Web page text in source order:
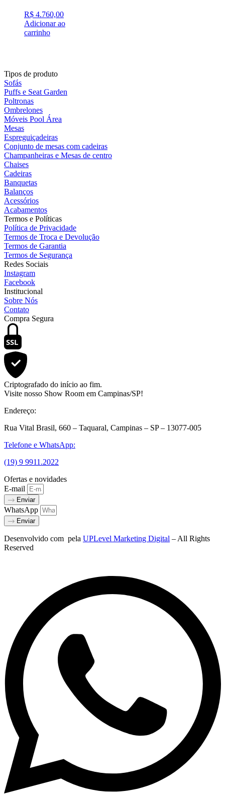
R$ 4.760,00
Adicionar ao
carrinho
Tipos de produto
Sofás
Puffs e Seat Garden
Poltronas
Ombrelones
Móveis Pool Área
Mesas
Espreguiçadeiras
Conjunto de mesas com cadeiras
Champanheiras e Mesas de centro
Chaises
Cadeiras
Banquetas
Balanços
Acessórios
Acabamentos
Termos e Políticas
Política de Privacidade
Termos de Troca e Devolução
Termos de Garantia
Termos de Segurança
Redes Sociais
Instagram
Facebook
Institucional
Sobre Nós
Contato
Compra Segura
SSL
Criptografado do início ao fim.
Visite nosso Show Room em Campinas/SP!
Endereço:
Rua Vital Brasil, 660 – Taquaral, Campinas – SP – 13077-005
Telefone e WhatsApp:
(19) 9 9911.2022
Ofertas e novidades
E-mail
Enviar
WhatsApp
Enviar
Desenvolvido com pela UPLevel Marketing Digital – All Rights
Reserved